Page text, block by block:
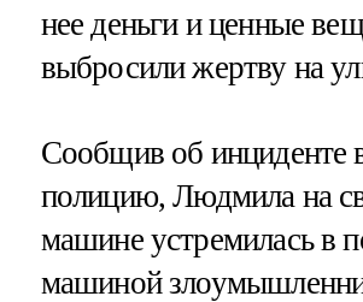
нее деньги и ценные
выбросили жертву на
Сообщив об инциденте
полицию, Людмила на
машине устремилась в
машиной